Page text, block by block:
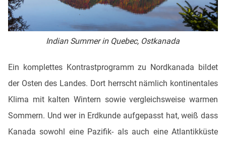
Indian Summer in Quebec, Ostkanada
Ein komplettes Kontrastprogramm zu Nordkanada bildet
der Osten des Landes. Dort herrscht nämlich kontinentales
Klima mit kalten Wintern sowie vergleichsweise warmen
Sommern. Und wer in Erdkunde aufgepasst hat, weiß dass
Kanada sowohl eine Pazifik- als auch eine Atlantikküste